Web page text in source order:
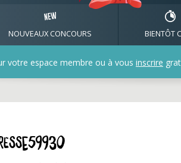
NOUVEAUX CONCOURS BIENTÔT
votre espace membre ou à vous inscrire